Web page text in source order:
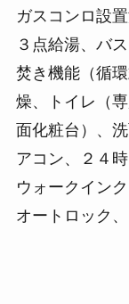
ガスコンロ設
３点給湯、バ
焚き機能（循
燥、トイレ（
面化粧台）、
アコン、２４
ウォークイン
オートロック